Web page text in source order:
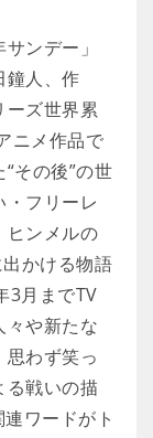
ンデー」
鐘人、作
ーズ世界累
ニメ作品で
その後”の世
フリーレ
ヒンメルの
かける物語
3月までTV
々や新たな
わず笑っ
る戦いの描
ワードがト